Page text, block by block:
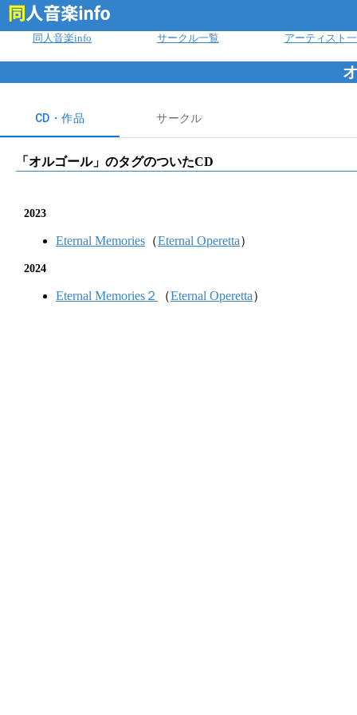
同人音楽info サークル一覧 アーティスト
CD・作品 サークル
「 オルゴール」のタグのついたCD
2023
Eternal Memories （Eternal Operetta）
2024
Eternal Memories２ （Eternal Operetta）